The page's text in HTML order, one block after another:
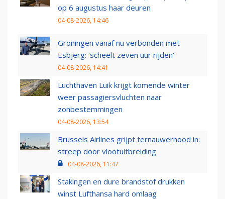
op 6 augustus haar deuren
04-08-2026, 14:46
Groningen vanaf nu verbonden met
Esbjerg: 'scheelt zeven uur rijden'
04-08-2026, 14:41
Luchthaven Luik krijgt komende winter
weer passagiersvluchten naar
zonbestemmingen
04-08-2026, 13:54
Brussels Airlines grijpt ternauwernood in:
streep door vlootuitbreiding
04-08-2026, 11:47
Stakingen en dure brandstof drukken
winst Lufthansa hard omlaag